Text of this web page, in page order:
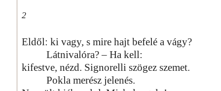
2
Eldől: ki vagy, s mire hajt befelé a vágy?
Látnivalóra? – Ha kell:
kifestve, nézd. Signorelli szögez szemet.
Pokla merész jelenés.